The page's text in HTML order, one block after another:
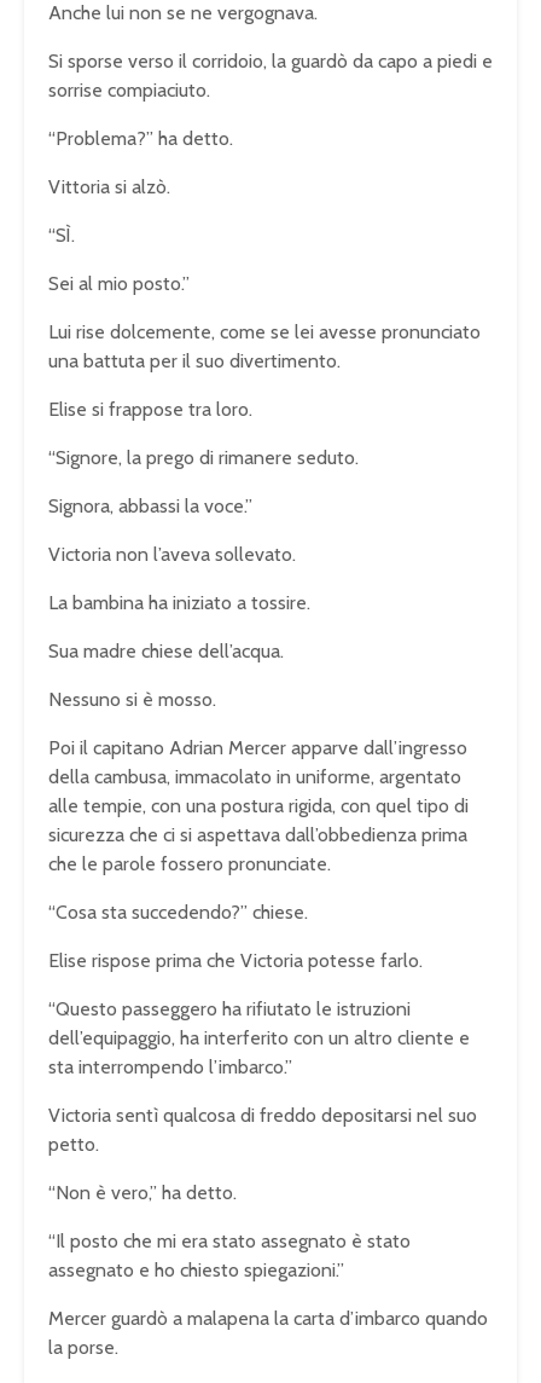
Anche lui non se ne vergognava.
Si sporse verso il corridoio, la guardò da capo a piedi e
sorrise compiaciuto.
“Problema?” ha detto.
Vittoria si alzò.
“SÌ.
Sei al mio posto.”
Lui rise dolcemente, come se lei avesse pronunciato
una battuta per il suo divertimento.
Elise si frappose tra loro.
“Signore, la prego di rimanere seduto.
Signora, abbassi la voce.”
Victoria non l’aveva sollevato.
La bambina ha iniziato a tossire.
Sua madre chiese dell’acqua.
Nessuno si è mosso.
Poi il capitano Adrian Mercer apparve dall’ingresso
della cambusa, immacolato in uniforme, argentato
alle tempie, con una postura rigida, con quel tipo di
sicurezza che ci si aspettava dall’obbedienza prima
che le parole fossero pronunciate.
“Cosa sta succedendo?” chiese.
Elise rispose prima che Victoria potesse farlo.
“Questo passeggero ha rifiutato le istruzioni
dell’equipaggio, ha interferito con un altro cliente e
sta interrompendo l’imbarco.”
Victoria sentì qualcosa di freddo depositarsi nel suo
petto.
“Non è vero,” ha detto.
“Il posto che mi era stato assegnato è stato
assegnato e ho chiesto spiegazioni.”
Mercer guardò a malapena la carta d’imbarco quando
la porse.